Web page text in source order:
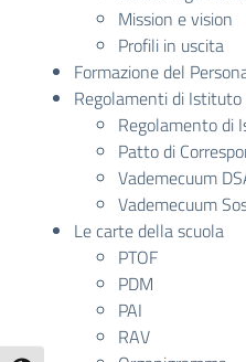
Mission e vision
Profili in uscita
Formazione del
Regolamenti di Istituto
Regolamento di
Patto di
Vademecuum
Vademecuum
Le carte della scuola
PTOF
PDM
PAI
RAV